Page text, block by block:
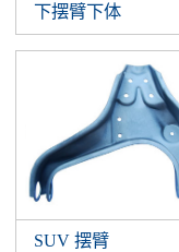
下摆臂下体
SUV 摆臂